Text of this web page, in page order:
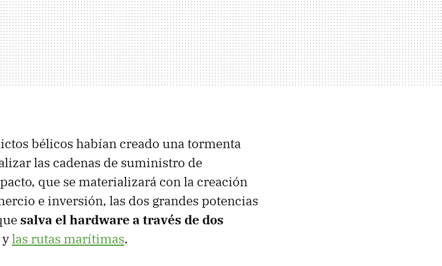
bélicos habían creado una tormenta
las cadenas de suministro de
que se materializará con la creación
e inversión, las dos grandes potencias
salva el hardware a través de dos
ylas rutas marítimas.